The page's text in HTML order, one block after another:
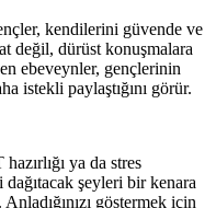
kendilerini güvende ve
değil, dürüst konuşmalara
ebeveynler, gençlerinin
istekli paylaştığını görür.
ya da stres
şeyleri bir kenara
göstermek için